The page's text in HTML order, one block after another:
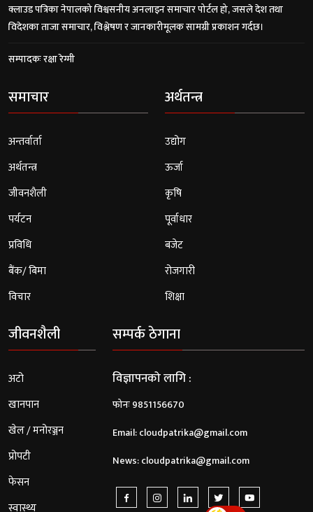
क्लाउड पत्रिका नेपालको विश्वसनीय अनलाइन समाचार पोर्टल हो, जसले देश तथा
विदेशका ताजा समाचार, विश्लेषण र जानकारीमूलक सामग्री प्रकाशन गर्दछ।
सम्पादकः रक्षा रेग्मी
समाचार
अन्तर्वार्ता
अर्थतन्त्र
जीवनशैली
पर्यटन
प्रविधि
बैंक/ बिमा
विचार
अर्थतन्त्र
उद्योग
ऊर्जा
कृषि
पूर्वाधार
बजेट
रोजगारी
शिक्षा
जीवनशैली
अटो
खानपान
खेल / मनोरञ्जन
प्रोपटी
फेसन
स्वास्थ्य
सम्पर्क ठेगाना
विज्ञापनको लागि :
फोनः 9851156670
Email:cloudpatrika@gmail.com
News:cloudpatrika@gmail.com